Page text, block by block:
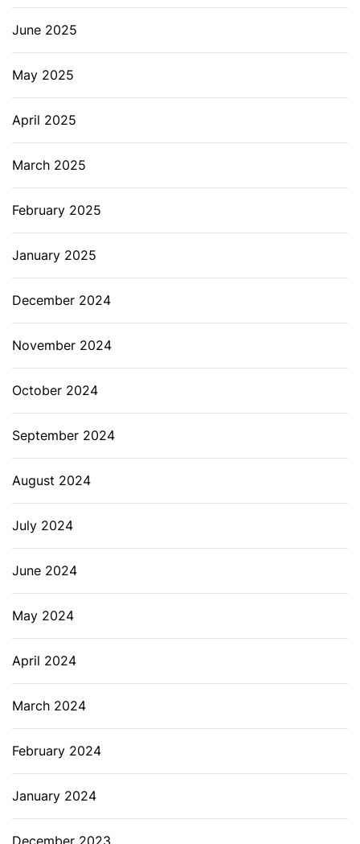
June 2025
May 2025
April 2025
March 2025
February 2025
January 2025
December 2024
November 2024
October 2024
September 2024
August 2024
July 2024
June 2024
May 2024
April 2024
March 2024
February 2024
January 2024
December 2023